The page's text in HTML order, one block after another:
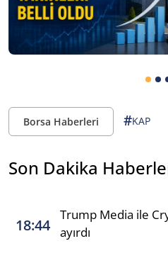
Borsa Haberleri #KAP
Son Dakika
18:44
Trump Media ile
ayırdı